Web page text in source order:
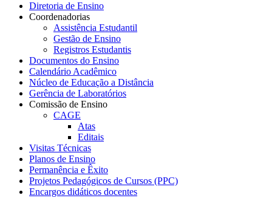
Diretoria de Ensino
Coordenadorias
Assistência Estudantil
Gestão de Ensino
Registros Estudantis
Documentos do Ensino
Calendário Acadêmico
Núcleo de Educação a Distância
Gerência de Laboratórios
Comissão de Ensino
CAGE
Atas
Editais
Visitas Técnicas
Planos de Ensino
Permanência e Êxito
Projetos Pedagógicos de Cursos (PPC)
Encargos didáticos docentes